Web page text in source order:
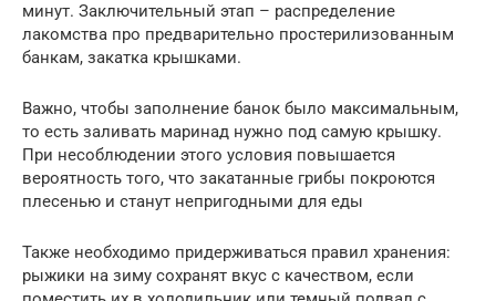
минут. Заключительный этап – распределение
лакомства про предварительно простерилизованным
банкам, закатка крышками.
Важно, чтобы заполнение банок было максимальным,
то есть заливать маринад нужно под самую крышку.
При несоблюдении этого условия повышается
вероятность того, что закатанные грибы покроются
плесенью и станут непригодными для еды
Также необходимо придерживаться правил хранения:
рыжики на зиму сохранят вкус с качеством, если